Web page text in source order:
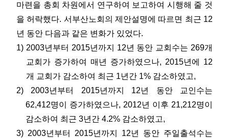
마련을 총회 차원에서 연구하여 보고하여 시행해 줄 것
을 허락했다. 서부산노회의 제안설명에 따르면 최근 12
년 동안 다음과 같은 변화가 있었다.
1) 2003년부터 2015년까지 12년 동안 교회수는 269개
교회가 증가하여 매년 증가하였으나, 2015년에 12
개 교회가 감소하여 최근 1년간 1% 감소하였고,
2) 2003년부터 2015년까지 12년 동안 교인수는
62,412명이 증가하였으나, 2012년 이후 21,212명이
감소하여 최근 3년간 4.2% 감소하였고,
3) 2003년부터 2015년까지 12년 동안 주일출석수는